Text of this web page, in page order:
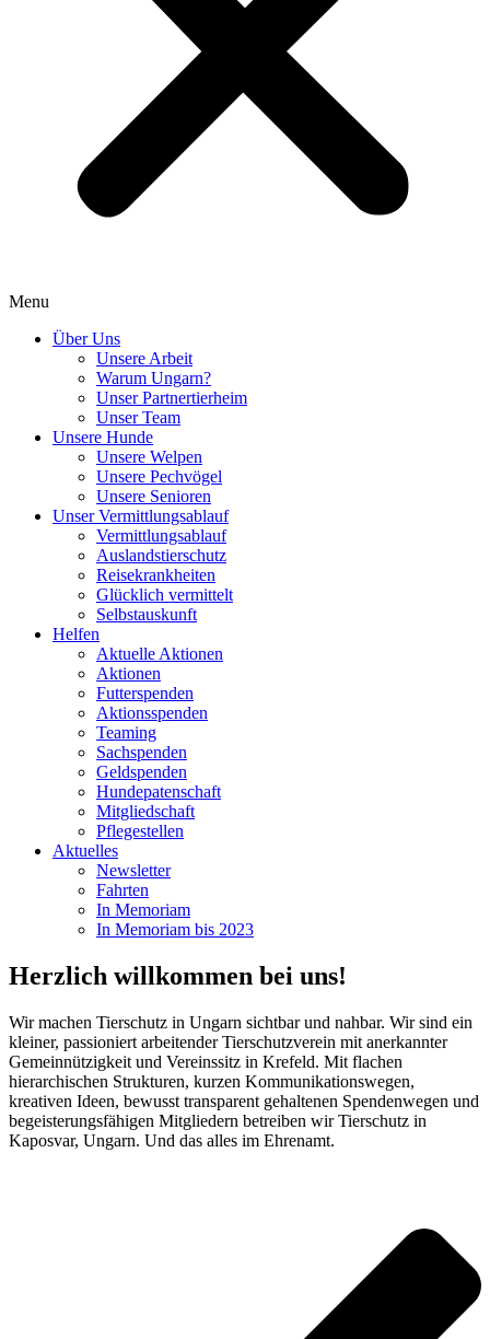
Menu
Über Uns
Unsere Arbeit
Warum Ungarn?
Unser Partnertierheim
Unser Team
Unsere Hunde
Unsere Welpen
Unsere Pechvögel
Unsere Senioren
Unser Vermittlungsablauf
Vermittlungsablauf
Auslandstierschutz
Reisekrankheiten
Glücklich vermittelt
Selbstauskunft
Helfen
Aktuelle Aktionen
Aktionen
Futterspenden
Aktionsspenden
Teaming
Sachspenden
Geldspenden
Hundepatenschaft
Mitgliedschaft
Pflegestellen
Aktuelles
Newsletter
Fahrten
In Memoriam
In Memoriam bis 2023
Herzlich willkommen bei uns!
Wir machen Tierschutz in Ungarn sichtbar und nahbar. Wir sind ein
kleiner, passioniert arbeitender Tierschutzverein mit anerkannter
Gemeinnützigkeit und Vereinssitz in Krefeld. Mit flachen
hierarchischen Strukturen, kurzen Kommunikationswegen,
kreativen Ideen, bewusst transparent gehaltenen Spendenwegen und
begeisterungsfähigen Mitgliedern betreiben wir Tierschutz in
Kaposvar, Ungarn. Und das alles im Ehrenamt.